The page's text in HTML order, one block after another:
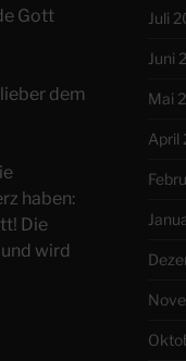
Gott
dem
haben:
Die
wird
Juli
Juni
Mai
April